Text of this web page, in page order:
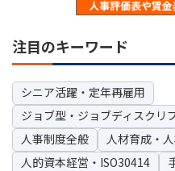
注目のキーワード
シニア活躍・定年再雇用
ジョブ型・ジョブディスクリ
人事制度全般
人材育成・
人的資本経営・ISO30414